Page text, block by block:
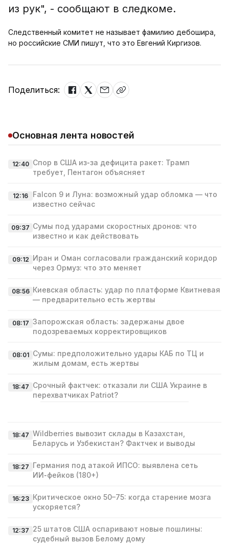
из рук", - сообщают в следкоме.
Следственный комитет не называет фамилию дебошира,
но российские СМИ пишут, что это Евгений Киргизов.
Поделиться:
Основная лента новостей
12:40 Спор в США из‑за дефицита ракет: Трамп
требует, Пентагон объясняет
12:16
Falcon 9 и Луна: возможный удар обломка — что
известно сейчас
09:37 Сумы под ударами скоростных дронов: что
известно и как действовать
09:12 Иран и Оман согласовали гражданский коридор
через Ормуз: что это меняет
08:56 Киевская область: удар по платформе Квитневая
— предварительно есть жертвы
08:17 Запорожская область: задержаны двое
подозреваемых корректировщиков
08:01 Сумы: предположительно удары КАБ по ТЦ и
жилым домам, есть жертвы
18:47 Срочный фактчек: отказали ли США Украине в
перехватчиках Patriot?
18:47 Wildberries вывозит склады в Казахстан,
Беларусь и Узбекистан? Фактчек и выводы
18:27 Германия под атакой ИПСО: выявлена сеть
ИИ‑фейков (180+)
16:23 Критическое окно 50–75: когда старение мозга
ускоряется?
12:37 25 штатов США оспаривают новые пошлины:
судебный вызов Белому дому